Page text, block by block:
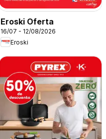
Eroski Oferta
16/07 - 12/08/2026
Eroski